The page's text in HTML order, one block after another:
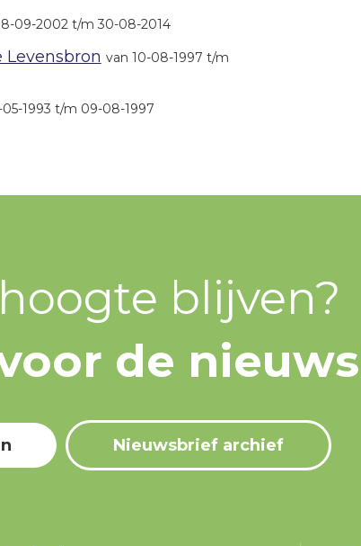
09-2002 t/m 30-08-2014
Levensbron van 10-08-1997 t/m
1993 t/m 09-08-1997
blijven?
de
Nieuwsbrief archief